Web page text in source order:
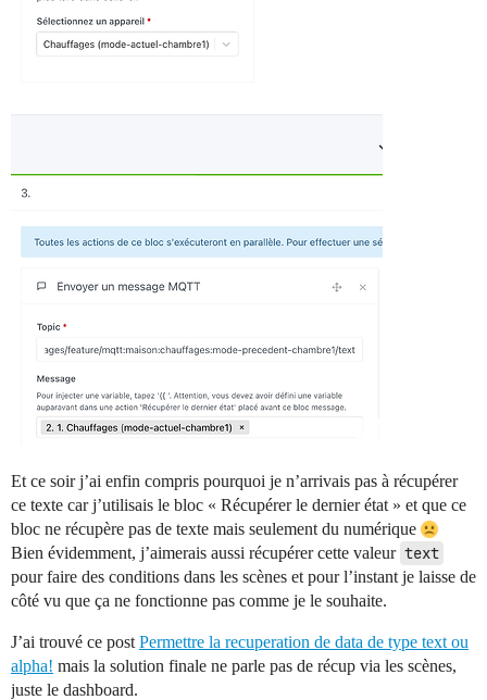
Et ce soir j’ai enfin compris pourquoi je n’arrivais pas à récupérer
ce texte car j’utilisais le bloc « Récupérer le dernier état » et que ce
bloc ne récupère pas de texte mais seulement du numérique
Bien évidemment, j’aimerais aussi récupérer cette valeur text
pour faire des conditions dans les scènes et pour l’instant je laisse de
côté vu que ça ne fonctionne pas comme je le souhaite.
J’ai trouvé ce post Permettre la recuperation de data de type text ou
alpha! mais la solution finale ne parle pas de récup via les scènes,
juste le dashboard.